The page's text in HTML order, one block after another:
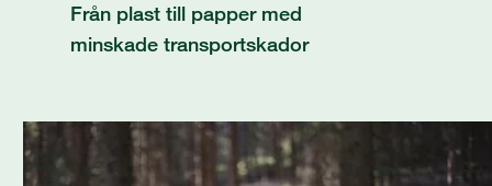
Från plast till papper med
minskade transportskador